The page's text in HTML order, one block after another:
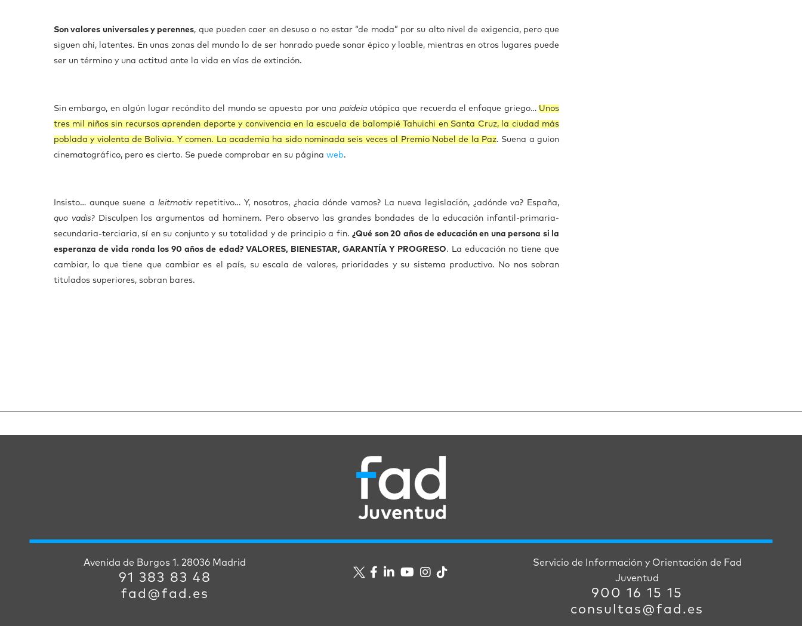
Son valores universales y perennes, que pueden caer en desuso o no estar “de moda” por su alto nivel de exigencia, pero que
siguen ahí, latentes. En unas zonas del mundo lo de ser honrado puede sonar épico y loable, mientras en otros lugares puede
ser un término y una actitud ante la vida en vías de extinción.
Sin embargo, en algún lugar recóndito del mundo se apuesta por una paideiautópica que recuerda el enfoque griego… Unos
tres mil niños sin recursos aprenden deporte y convivencia en la escuela de balompié Tahuichi en Santa Cruz, la ciudad más
poblada y violenta de Bolivia. Y comen. La academia ha sido nominada seis veces al Premio Nobel de la Paz. Suena a guion
cinematográfico, pero es cierto. Se puede comprobar en su página web.
Insisto… aunque suene a leitmotivrepetitivo… Y, nosotros, ¿hacia dónde vamos? La nueva legislación, ¿adónde va? España,
quo vadis? Disculpen los argumentos ad hominem. Pero observo las grandes bondades de la educación infantil-primaria-
secundaria-terciaria, sí en su conjunto y su totalidad y de principio a fin.¿Qué son 20 años de educación en una persona si la
esperanza de vida ronda los 90 años de edad? VALORES, BIENESTAR, GARANTÍA Y PROGRESO. La educación no tiene que
cambiar, lo que tiene que cambiar es el país, su escala de valores, prioridades y su sistema productivo. No nos sobran
titulados superiores, sobran bares.
Avenida de Burgos 1. 28036 Madrid
91 383 83 48
fad@fad.es
Servicio de Información y Orientación de Fad
Juventud
900 16 15 15
consultas@fad.es